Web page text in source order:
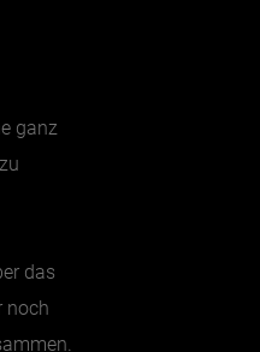
ganz
das
noch